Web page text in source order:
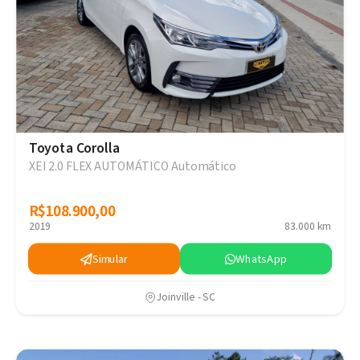
Toyota Corolla
XEI 2.0 FLEX AUTOMÁTICO Automático
R$108.900,00
R$108.900,00
2019 83.000 km
Simular WhatsApp
Joinville - SC